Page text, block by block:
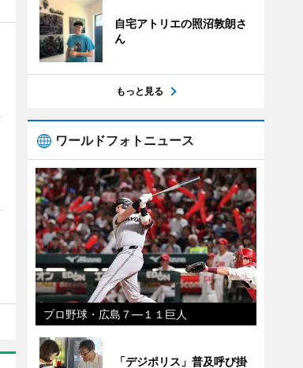
自宅アトリエの照沼敦朗さ
ん
もっと見る
ワールドフォトニュース
プロ野球・広島７―１１巨人
「デジポリス」普及呼び掛